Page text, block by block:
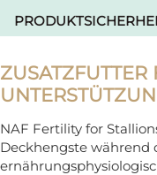
ZUSATZFUTTER
NAF Fertility for
Deckhengste während